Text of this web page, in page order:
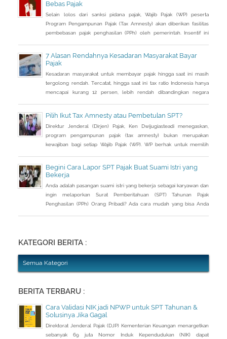
Bebas Pajak
Selain lolos dari sanksi pidana pajak, Wajib Pajak (WP) peserta
Program Pengampunan Pajak (Tax Amnesty) akan diberikan fasilitas
pembebasan pajak penghasilan (PPh) oleh pemerintah. Insentif ini
7 Alasan Rendahnya Kesadaran Masyarakat Bayar
Pajak
Kesadaran masyarakat untuk membayar pajak hingga saat ini masih
tergolong rendah. Tercatat, hingga saat ini tax ratio Indonesia hanya
mencapai kurang 12 persen, lebih rendah dibandingkan negara
Pilih Ikut Tax Amnesty atau Pembetulan SPT?
Direktur Jenderal (Dirjen) Pajak, Ken Dwijugiasteadi menegaskan,
program pengampunan pajak (tax amnesty) bukan merupakan
kewajiban bagi setiap Wajib Pajak (WP). WP berhak untuk memilih
pengusutan nilai wajar harta.
Begini Cara Lapor SPT Pajak Buat Suami Istri yang
Bekerja
Anda adalah pasangan suami istri yang bekerja sebagai karyawan dan
ingin melaporkan Surat Pemberitahuan (SPT) Tahunan Pajak
Penghasilan (PPh) Orang Pribadi? Ada cara mudah yang bisa Anda
suami atau istri
KATEGORI BERITA :
Semua Kategori
BERITA TERBARU :
Cara Validasi NIK jadi NPWP untuk SPT Tahunan &
Solusinya Jika Gagal
Direktorat Jenderal Pajak (DJP) Kementerian Keuangan menargetkan
sebanyak 69 juta Nomor Induk Kependudukan (NIK) dapat